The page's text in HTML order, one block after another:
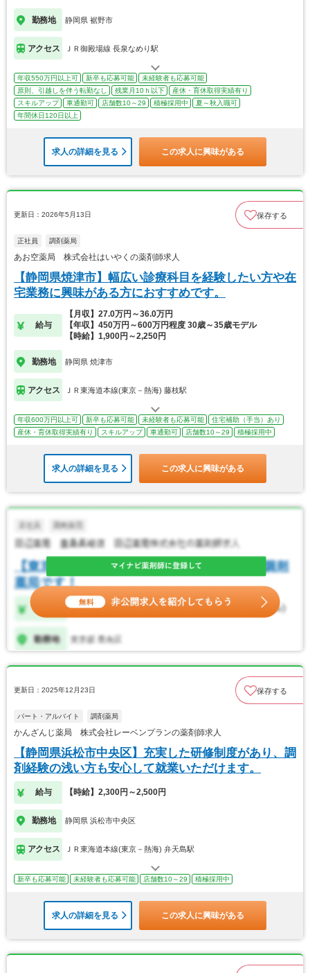
勤務地 静岡県 裾野市
アクセス ＪＲ御殿場線 長泉なめり駅
年収550万円以上可 新卒も応募可能
未経験者も応募可能
原則、引越しを伴う転勤なし
残業月10ｈ以下
産休・育休取得実績有り
スキルアップ
車通勤可 店舗数10～29 積極採用中
夏～秋入職可
年間休日120日以上
求人の詳細を見る この求人に興味がある
更新日：2026年5月13日 保存する
正社員 調剤薬局
あお空薬局 株式会社はいやくの薬剤師求人
【静岡県焼津市】幅広い診療科目を経験したい方や在
宅業務に興味がある方におすすめです。
給与
【月収】27.0万円～36.0万円
【年収】450万円～600万円程度 30歳～35歳モデル
【時給】1,900円～2,250円
勤務地 静岡県 焼津市
アクセス ＪＲ東海道本線(東京－熱海) 藤枝駅
年収600万円以上可 新卒も応募可能 未経験者も応募可能
住宅補助（手当）あり
産休・育休取得実績有り
スキルアップ 車通勤可 店舗数10～29 積極採用中
求人の詳細を見る この求人に興味がある
更新日：2025年12月23日 保存する
パート・アルバイト 調剤薬局
かんざんじ薬局 株式会社レーベンプランの薬剤師求人
【静岡県浜松市中央区】充実した研修制度があり、調
剤経験の浅い方も安心して就業いただけます。
給与 【時給】2,300円～2,500円
勤務地 静岡県 浜松市中央区
アクセス ＪＲ東海道本線(東京－熱海) 弁天島駅
新卒も応募可能 未経験者も応募可能 店舗数10～29 積極採用中
求人の詳細を見る この求人に興味がある